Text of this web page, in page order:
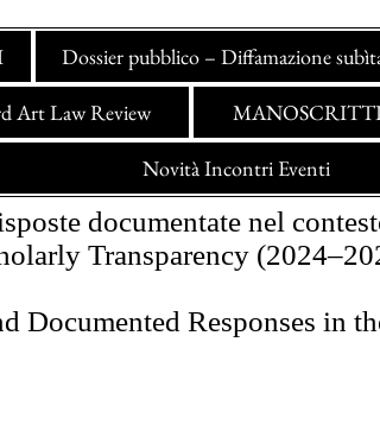
Dossier pubblico – Diffamazione
Art Law Review
Novità Incontri Eventi
qui per modificarlo e
trasparenza scientifica
documentate nel
Transparency
Documented Responses in